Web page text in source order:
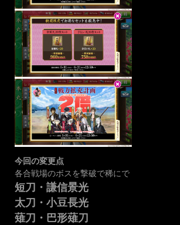
今回の変更点
各合戦場のボスを撃破で稀にで
短刀・謙信景光
太刀・小豆長光
薙刀・巴形薙刀